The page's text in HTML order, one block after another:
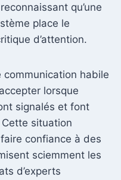
qu’une
place le
d’attention.
habile
lorsque
signalés et font
Cette situation
confiance à des
sciemment les
d’experts